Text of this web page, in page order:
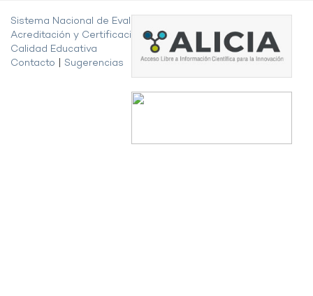
Sistema Nacional de Evaluación,
Acreditación y Certificación de la
Calidad Educativa
Contacto
Sugerencias